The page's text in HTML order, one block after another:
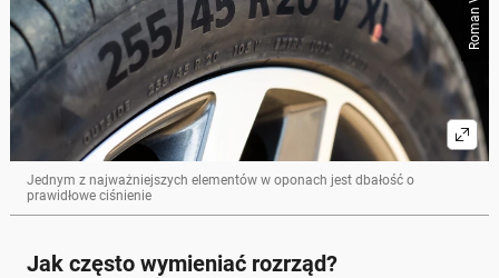
Jednym z najważniejszych elementów w oponach jest dbałość o
prawidłowe ciśnienie
Jak często wymieniać rozrząd?